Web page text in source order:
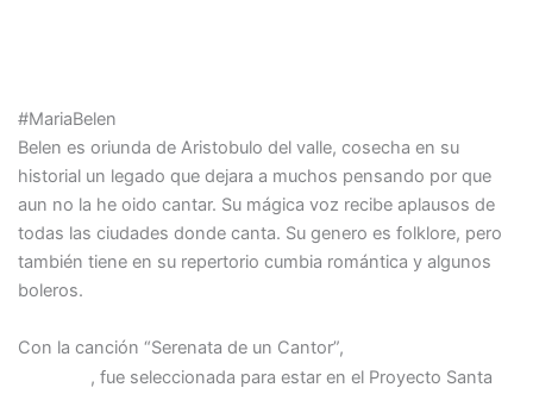
#MariaBelen
Belen es oriunda de Aristobulo del valle, cosecha en su
historial un legado que dejara a muchos pensando por que
aun no la he oido cantar. Su mágica voz recibe aplausos de
todas las ciudades donde canta. Su genero es folklore, pero
también tiene en su repertorio cumbia romántica y algunos
boleros.
Con la canción “Serenata de un Cantor”,
, fue seleccionada para estar en el Proyecto Santa